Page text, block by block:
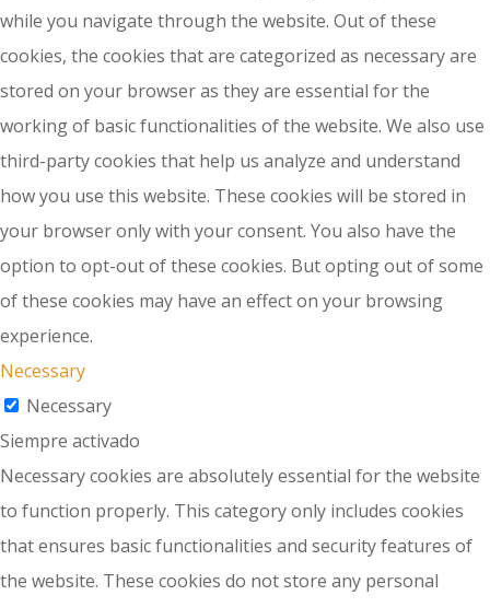
while you navigate through the website. Out of these
cookies, the cookies that are categorized as necessary are
stored on your browser as they are essential for the
working of basic functionalities of the website. We also use
third-party cookies that help us analyze and understand
how you use this website. These cookies will be stored in
your browser only with your consent. You also have the
option to opt-out of these cookies. But opting out of some
of these cookies may have an effect on your browsing
experience.
Necessary
Necessary
Siempre activado
Necessary cookies are absolutely essential for the website
to function properly. This category only includes cookies
that ensures basic functionalities and security features of
the website. These cookies do not store any personal